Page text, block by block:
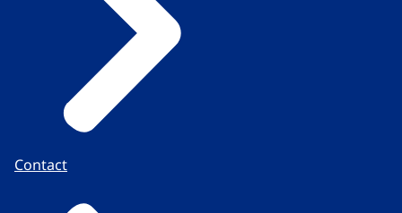
Contact